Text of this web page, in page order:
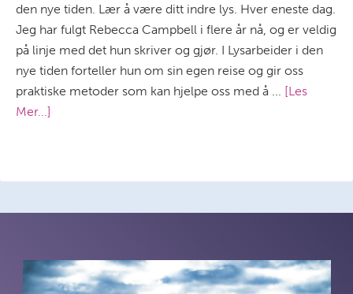
den nye tiden. Lær å være ditt indre lys. Hver eneste dag.
Jeg har fulgt Rebecca Campbell i flere år nå, og er veldig
på linje med det hun skriver og gjør. I Lysarbeider i den
nye tiden forteller hun om sin egen reise og gir oss
praktiske metoder som kan hjelpe oss med å ... [Les
Mer...]